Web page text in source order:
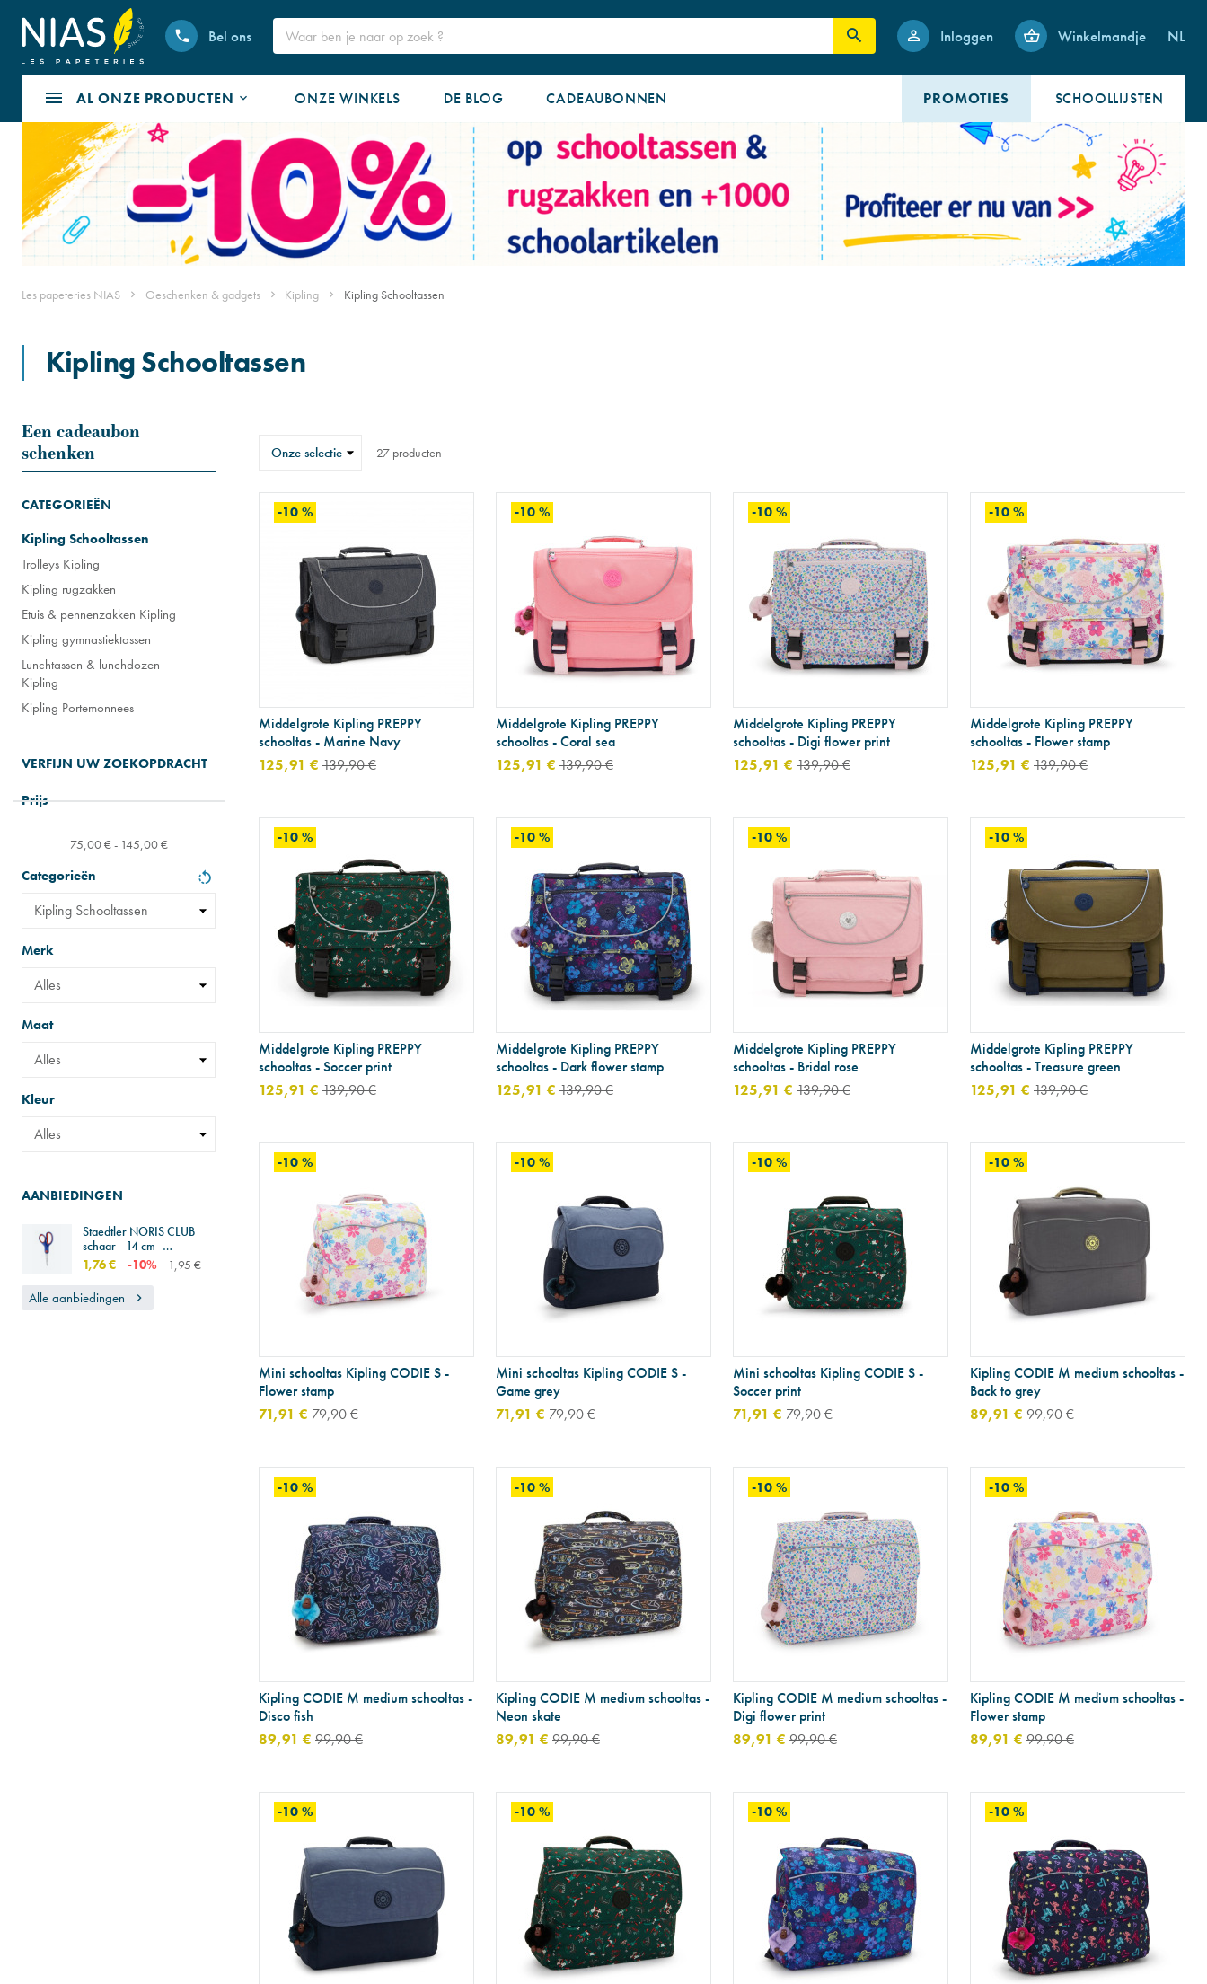
Bel ons Inloggen Winkelmandje NL
AL ONZE PRODUCTEN ONZE WINKELS SCHOOLLIJSTEN
DE BLOG CADEAUBONNEN PROMOTIES
Les papeteries NIAS Geschenken & gadgets Kipling Kipling Schooltassen
Kipling Schooltassen
Een cadeaubon
schenken
CATEGORIEËN
Kipling Schooltassen
Trolleys Kipling
Kipling rugzakken
Etuis & pennenzakken Kipling
Kipling gymnastiektassen
Lunchtassen & lunchdozen
Kipling
Kipling Portemonnees
VERFIJN UW ZOEKOPDRACHT
Prijs
75,00 € - 145,00 €
Categorieën
Merk
Maat
Kleur
AANBIEDINGEN
Staedtler NORIS CLUB
schaar - 14 cm -
rechtshandig
1,76 € -10% 1,95 €
Alle aanbiedingen
Sorteren
27 producten
-10 %
Middelgrote Kipling PREPPY
schooltas - Marine Navy
125,91 € 139,90 €
-10 %
Middelgrote Kipling PREPPY
schooltas - Coral sea
125,91 € 139,90 €
-10 %
Middelgrote Kipling PREPPY
schooltas - Digi flower print
125,91 € 139,90 €
-10 %
Middelgrote Kipling PREPPY
schooltas - Flower stamp
125,91 € 139,90 €
-10 %
Middelgrote Kipling PREPPY
schooltas - Soccer print
125,91 € 139,90 €
-10 %
Middelgrote Kipling PREPPY
schooltas - Dark flower stamp
125,91 € 139,90 €
-10 %
Middelgrote Kipling PREPPY
schooltas - Bridal rose
125,91 € 139,90 €
-10 %
Middelgrote Kipling PREPPY
schooltas - Treasure green
125,91 € 139,90 €
-10 %
Mini schooltas Kipling CODIE S -
Flower stamp
71,91 € 79,90 €
-10 %
Mini schooltas Kipling CODIE S -
Game grey
71,91 € 79,90 €
-10 %
Mini schooltas Kipling CODIE S -
Soccer print
71,91 € 79,90 €
-10 %
Kipling CODIE M medium schooltas -
Back to grey
89,91 € 99,90 €
-10 %
Kipling CODIE M medium schooltas -
Disco fish
89,91 € 99,90 €
-10 %
Kipling CODIE M medium schooltas -
Neon skate
89,91 € 99,90 €
-10 %
Kipling CODIE M medium schooltas -
Digi flower print
89,91 € 99,90 €
-10 %
Kipling CODIE M medium schooltas -
Flower stamp
89,91 € 99,90 €
-10 % -10 % -10 % -10 %